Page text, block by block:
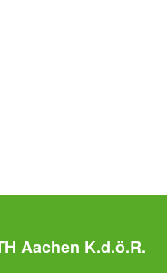
Aachen K.d.ö.R.